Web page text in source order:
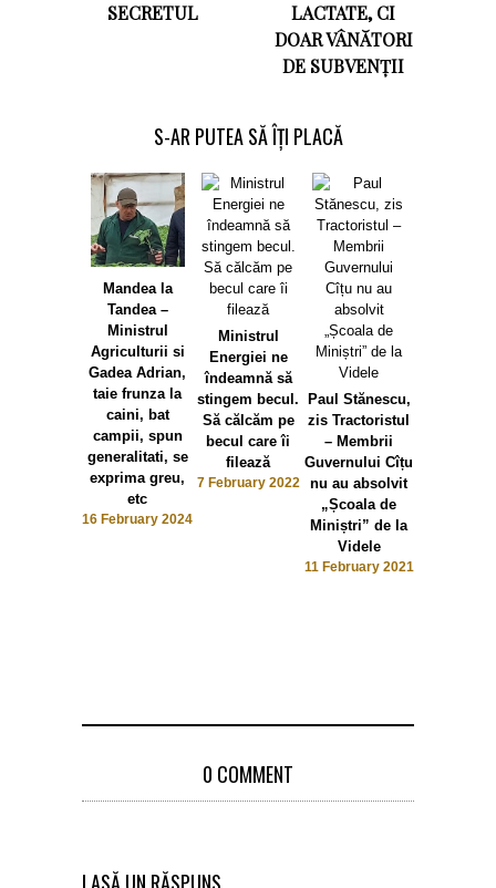
SECRETUL
LACTATE, CI
DOAR VÂNĂTORI
DE SUBVENȚII
S-AR PUTEA SĂ ÎȚI PLACĂ
Mandea la
Tandea –
Ministrul
Agriculturii si
Gadea Adrian,
taie frunza la
caini, bat
campii, spun
generalitati, se
exprima greu,
etc
16 February 2024
Ministrul
Energiei ne
îndeamnă să
stingem becul.
Să călcăm pe
becul care îi
filează
7 February 2022
Paul Stănescu,
zis Tractoristul
– Membrii
Guvernului Cîțu
nu au absolvit
„Școala de
Miniștri” de la
Videle
11 February 2021
0 COMMENT